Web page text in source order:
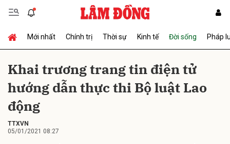
Mới nhất Chính trị Thời sự Kinh tế Đời sống Pháp
Khai trương trang tin điện tử
hướng dẫn thực thi Bộ luật Lao
động
TTXVN
05/01/2021 08:27
Gửi bình luận